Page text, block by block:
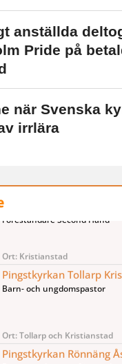
anställda
Pride på
när Svenska
irrlära